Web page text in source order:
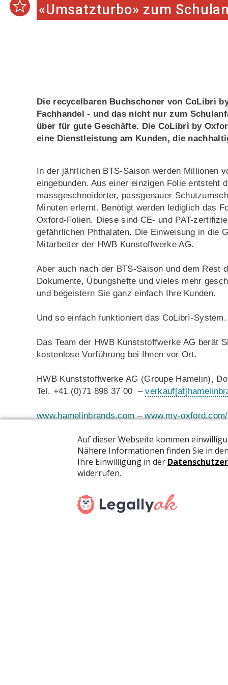
«Umsatzturbo» zum
Die recycelbaren Buchschoner von CoLibrì
Fachhandel - und das nicht nur zum
über für gute Geschäfte. Die CoLibrì by
eine Dienstleistung am Kunden, die
In der jährlichen BTS-Saison werden Millionen
eingebunden. Aus einer einzigen Folie entsteht
massgeschneiderter, passgenauer
Minuten erlernt. Benötigt werden lediglich das
Oxford-Folien. Diese sind CE- und PAT-
gefährlichen Phthalaten. Die Einweisung in die
Mitarbeiter der HWB Kunstoffwerke AG.
Aber auch nach der BTS-Saison und dem Rest
Dokumente, Übungshefte und vieles mehr
und begeistern Sie ganz einfach Ihre Kunden.
Und so einfach funktioniert das CoLibrì-System.
Das Team der HWB Kunststoffwerke AG berät
kostenlose Vorführung bei Ihnen vor Ort.
HWB Kunststoffwerke AG (Groupe Hamelin),
Tel. +41 (0)71 898 37 00 –verkauf[at]
www.hamelinbrands.com–www.my-
Follow us on Instagram:oxfordgeneration_ch